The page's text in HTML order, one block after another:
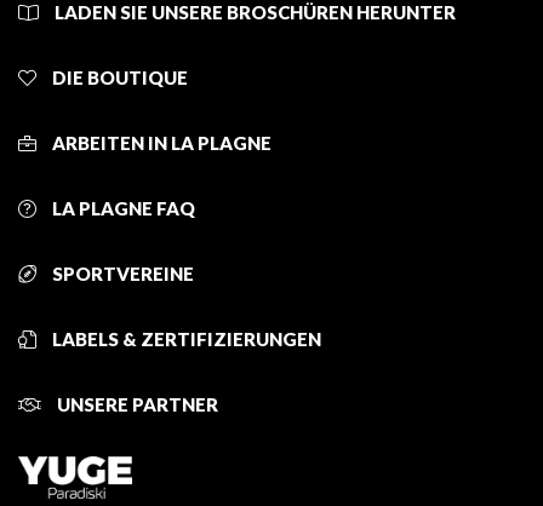
LADEN SIE UNSERE BROSCHÜREN HERUNTER
DIE BOUTIQUE
ARBEITEN IN LA PLAGNE
LA PLAGNE FAQ
SPORTVEREINE
LABELS & ZERTIFIZIERUNGEN
UNSERE PARTNER